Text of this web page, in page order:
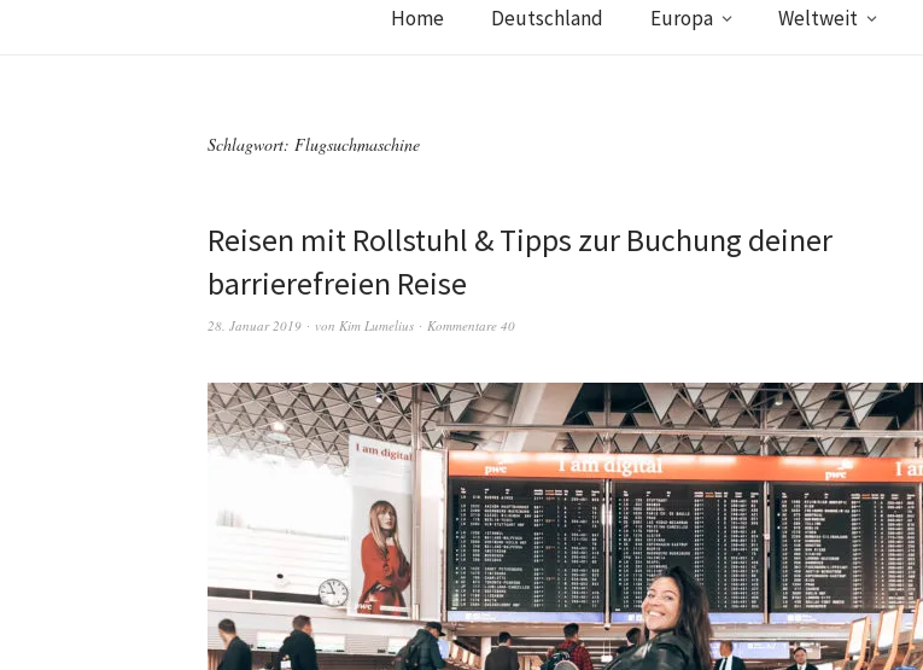
Home Deutschland Europa Weltweit
Schlagwort: Flugsuchmaschine
Reisen mit Rollstuhl & Tipps zur Buchung deiner
barrierefreien Reise
28. Januar 2019 von Kim Lumelius Kommentare 40